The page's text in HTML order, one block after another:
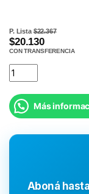
P. Lista$22.367
$20.130
CON TRANSFERENCIA
Más
Aboná